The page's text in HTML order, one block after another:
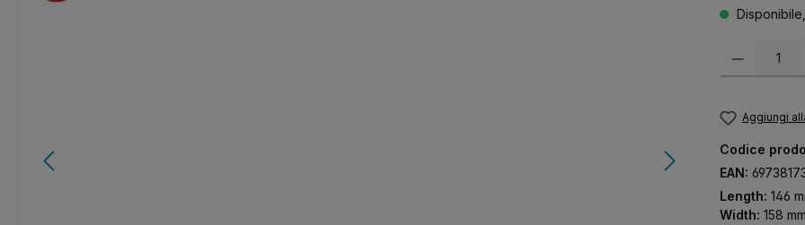
Quantità del
Aggiungi
Codice
EAN:
Length: 146
Width: 158 mm